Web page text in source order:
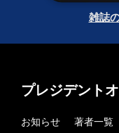
雑誌
プレジデント
お知らせ 著者一覧